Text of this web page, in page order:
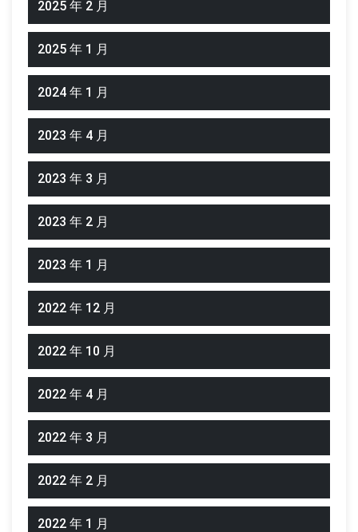
2025 年 2 月
2025 年 1 月
2024 年 1 月
2023 年 4 月
2023 年 3 月
2023 年 2 月
2023 年 1 月
2022 年 12 月
2022 年 10 月
2022 年 4 月
2022 年 3 月
2022 年 2 月
2022 年 1 月